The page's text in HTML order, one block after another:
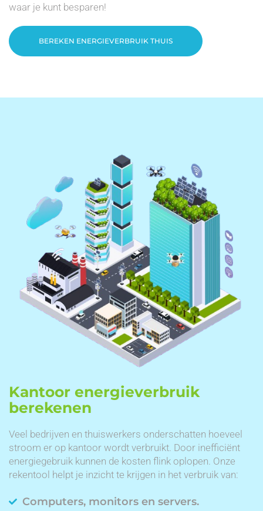
waar je kunt besparen!
BEREKEN ENERGIEVERBRUIK THUIS
Kantoor energieverbruik
berekenen
Veel bedrijven en thuiswerkers onderschatten hoeveel
stroom er op kantoor wordt verbruikt. Door inefficiënt
energiegebruik kunnen de kosten flink oplopen. Onze
rekentool helpt je inzicht te krijgen in het verbruik van:
Computers, monitors en servers.